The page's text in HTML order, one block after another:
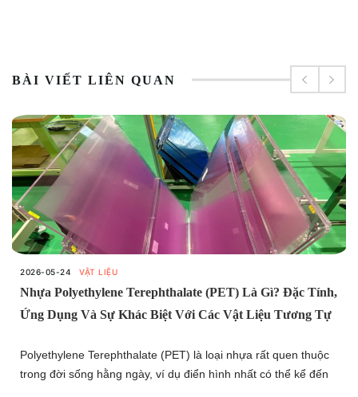
BÀI VIẾT LIÊN QUAN
2026-05-24 VẬT LIỆU
Nhựa Polyethylene Terephthalate (PET) Là Gì? Đặc Tính,
Ứng Dụng Và Sự Khác Biệt Với Các Vật Liệu Tương Tự
Polyethylene Terephthalate (PET) là loại nhựa rất quen thuộc
trong đời sống hằng ngày, ví dụ điển hình nhất có thể kể đến